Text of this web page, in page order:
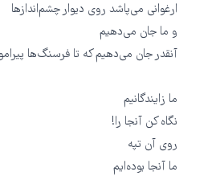
ارغوانی می‌پاشد روی دیوار چشم‌اندازها
و ما جان می‌دهیم
آنقدر جان می‌دهیم که تا فرسنگ‌ها
ما زایندگانیم
نگاه کن آنجا را!
روی آن تپه
ما آنجا بوده‌ایم